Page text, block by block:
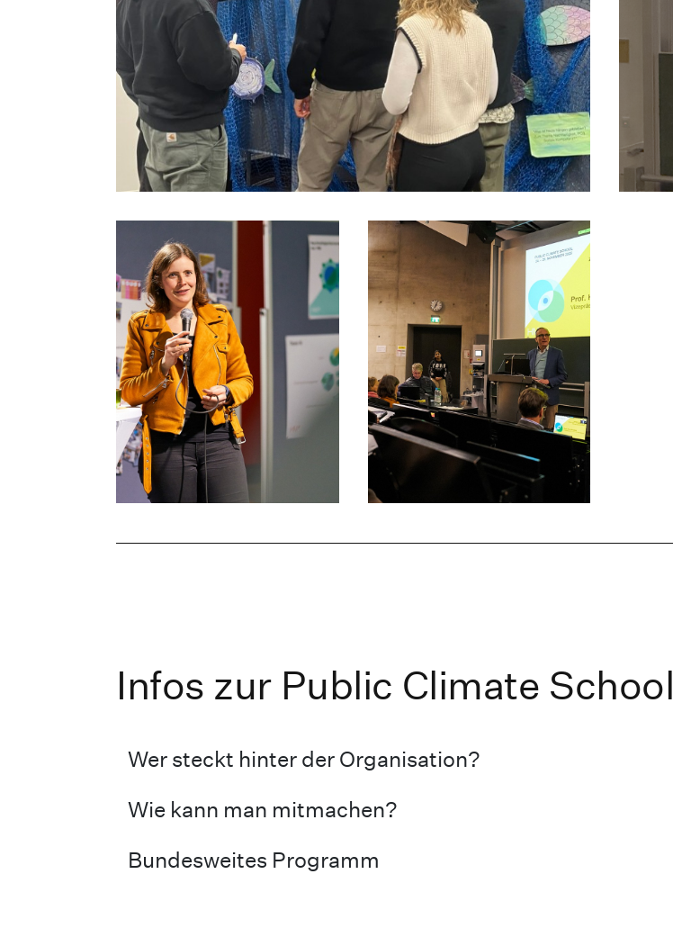
Infos zur Public Climate School
Wer steckt hinter der Organisation?
Wie kann man mitmachen?
Bundesweites Programm